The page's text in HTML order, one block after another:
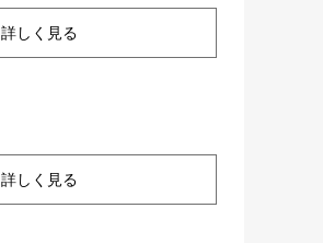
詳しく見る
詳しく見る